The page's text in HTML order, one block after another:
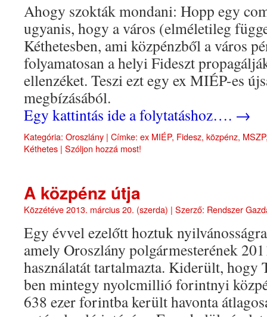
Ahogy szokták mondani: Hopp egy
ugyanis, hogy a város (elméletileg
Kéthetesben, ami közpénzből a város
folyamatosan a helyi Fideszt
ellenzéket. Teszi ezt egy ex MIÉP-es
megbízásából.
Egy kattintás ide a folytatáshoz…. →
Kategória: Oroszlány | Címke: ex MIÉP, Fidesz, közpénz, MSZP
Kéthetes | Szóljon hozzá most!
A közpénz útja
Közzétéve2013. március 20. (szerda) | Szerző: Rendszer
Egy évvel ezelőtt hoztuk
amely Oroszlány polgármesterének
használatát tartalmazta. Kiderült, hogy
ben mintegy nyolcmillió forintnyi
638 ezer forintba került havonta